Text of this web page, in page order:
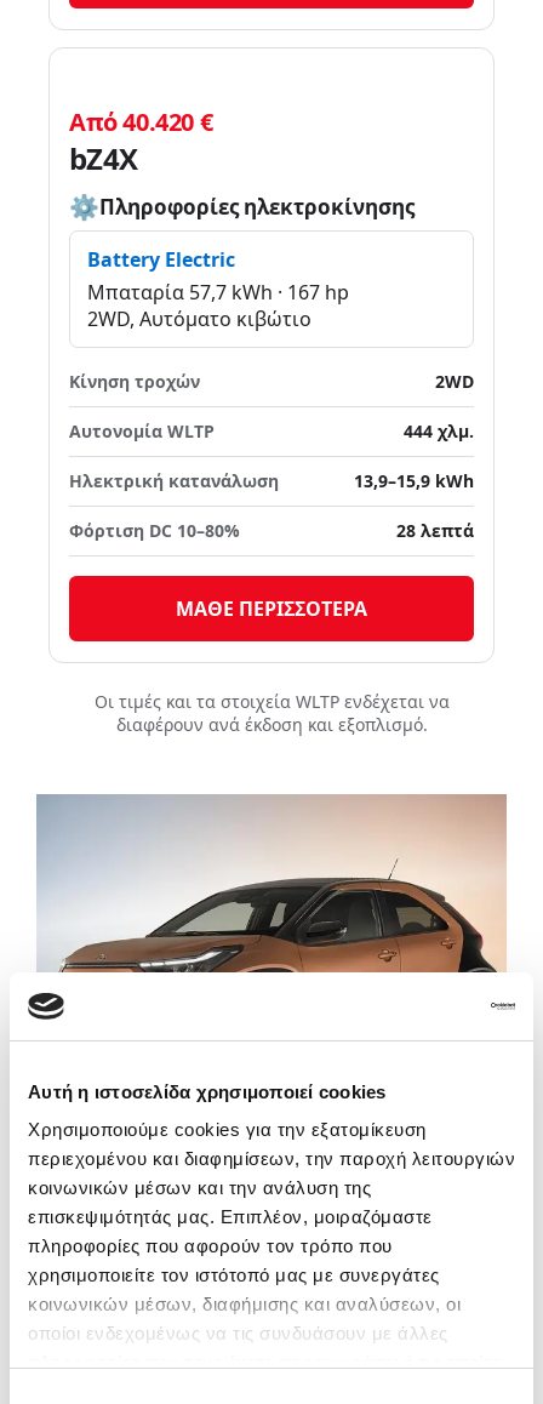
Αυτή η ιστοσελίδα χρησιμοποιεί cookies
Χρησιμοποιούμε cookies για την εξατομίκευση
περιεχομένου και διαφημίσεων, την παροχή λειτουργιών
κοινωνικών μέσων και την ανάλυση της
επισκεψιμότητάς μας. Επιπλέον, μοιραζόμαστε
πληροφορίες που αφορούν τον τρόπο που
χρησιμοποιείτε τον ιστότοπό μας με συνεργάτες
κοινωνικών μέσων, διαφήμισης και αναλύσεων, οι
οποίοι ενδεχομένως να τις συνδυάσουν με άλλες
Από 40.420 €
bZ4X
Πληροφορίες ηλεκτροκίνησης
Battery Electric
Μπαταρία 57,7 kWh · 167 hp
2WD, Αυτόματο κιβώτιο
Κίνηση τροχών 2WD
Αυτονομία WLTP 444 χλμ.
Ηλεκτρική κατανάλωση 13,9–15,9 kWh
Φόρτιση DC 10–80% 28 λεπτά
ΜΑΘΕ ΠΕΡΙΣΣΟΤΕΡΑ
Οι τιμές και τα στοιχεία WLTP ενδέχεται να
διαφέρουν ανά έκδοση και εξοπλισμό.
Toyota Aygo X Hybrid
Electric: το compact
crossover πόλης.
Toyota Aygo X Hybrid Electric: το compact